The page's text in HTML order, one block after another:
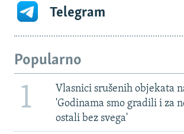
Telegram
Popularno
1
Vlasnici srušenih objekata
'Godinama smo gradili i za
ostali bez svega'